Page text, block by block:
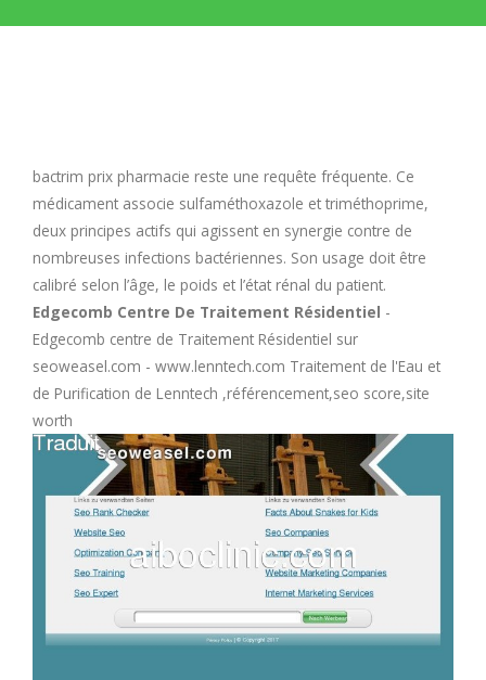
K
N
P
bactrim prix pharmacie reste une requête fréquente. Ce
médicament associe sulfaméthoxazole et triméthoprime,
deux principes actifs qui agissent en synergie contre de
nombreuses infections bactériennes. Son usage doit être
calibré selon l’âge, le poids et l’état rénal du patient.
Edgecomb Centre De Traitement Résidentiel -
Edgecomb centre de Traitement Résidentiel sur
seoweasel.com - www.lenntech.com Traitement de l'Eau et
de Purification de Lenntech ,référencement,seo score,site
worth